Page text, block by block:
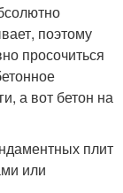
поэтому
просочиться
а вот бетон на
плит
или